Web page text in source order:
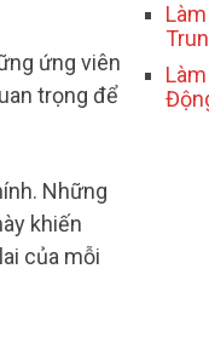
ứng viên
trọng để
Những
khiến
của mỗi